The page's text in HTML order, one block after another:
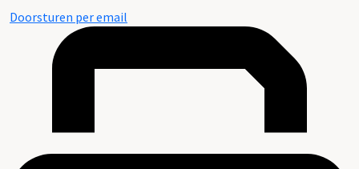
Doorsturen per email